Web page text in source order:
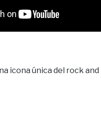
icona única del rock